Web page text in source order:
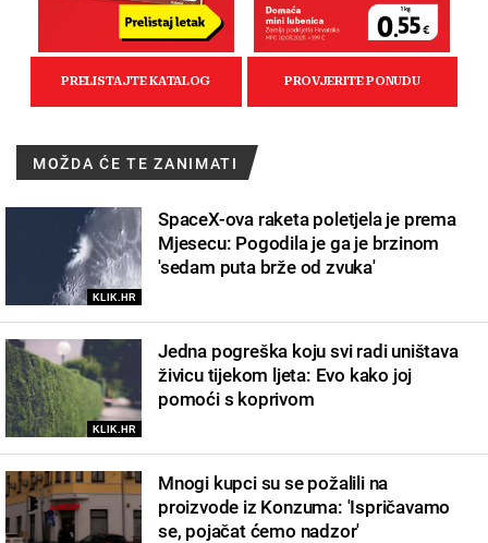
MOŽDA ĆE TE ZANIMATI
KLIK.HR
SpaceX-ova raketa poletjela je prema
Mjesecu: Pogodila je ga je brzinom
'sedam puta brže od zvuka'
KLIK.HR
Jedna pogreška koju svi radi uništava
živicu tijekom ljeta: Evo kako joj
pomoći s koprivom
Mnogi kupci su se požalili na
proizvode iz Konzuma: 'Ispričavamo
se, pojačat ćemo nadzor'